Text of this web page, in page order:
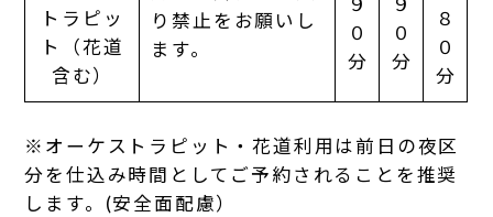
り禁止をお願いし
ます。
トラピッ
ト（花道
含む）
０
分
０
分
８
０
分
※オーケストラピット・花道利用は前日の夜区
分を仕込み時間としてご予約されることを推奨
します。(安全面配慮）